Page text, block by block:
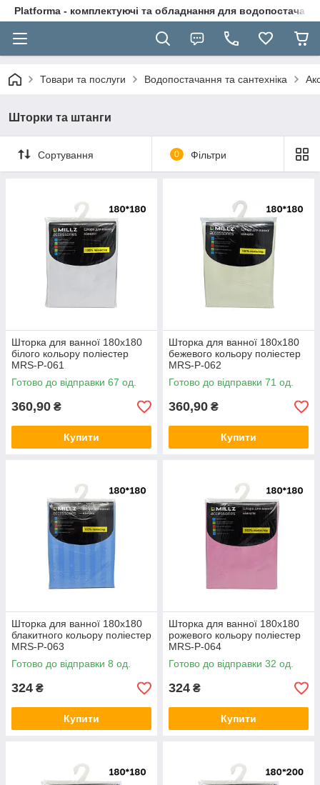
Platforma - комплектуючі та обладнання для
Товари та послуги Водопостачання та сантехніка
Шторки та штанги
Сортування 0 Фільтри
Шторка для ванної 180х180
білого кольору поліестер
MRS-P-061
Готово до відправки 67 од.
360,90 ₴
Купити
Шторка для ванної 180х180
бежевого кольору поліестер
MRS-P-062
Готово до відправки 71 од.
360,90 ₴
Купити
Шторка для ванної 180х180
блакитного кольору поліестер
MRS-P-063
Готово до відправки 8 од.
324 ₴
Купити
Шторка для ванної 180х180
рожевого кольору поліестер
MRS-P-064
Готово до відправки 32 од.
324 ₴
Купити